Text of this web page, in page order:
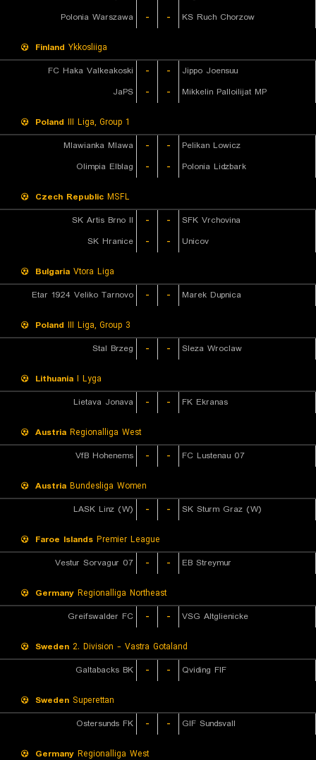
Polonia Warszawa
- - KS Ruch Chorzow
Finland Ykkosliiga
FC Haka Valkeakoski
- -
Jippo Joensuu
JaPS
- - Mikkelin Palloilijat MP
Poland III Liga, Group 1
Mlawianka Mlawa
- -
Pelikan Lowicz
Olimpia Elblag
- - Polonia Lidzbark
Czech Republic MSFL
SK Artis Brno II
- -
SFK Vrchovina
SK Hranice
- - Unicov
Bulgaria Vtora Liga
Etar 1924 Veliko Tarnovo
- - Marek Dupnica
Poland III Liga, Group 3
Stal Brzeg
- - Sleza Wroclaw
Lithuania I Lyga
Lietava Jonava
- - FK Ekranas
Austria Regionalliga West
VfB Hohenems
- - FC Lustenau 07
Austria Bundesliga Women
LASK Linz (W)
- - SK Sturm Graz (W)
Faroe Islands Premier League
07 Vestur Sorvagur
- - EB Streymur
Germany Regionalliga Northeast
Greifswalder FC
- - VSG Altglienicke
Sweden 2. Division - Vastra Gotaland
Galtabacks BK
- - Qviding FIF
Sweden Superettan
Ostersunds FK
- - GIF Sundsvall
Germany Regionalliga West